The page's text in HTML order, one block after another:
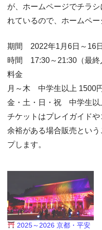
が、ホームページでチラ
れているので、ホームペー
期間 2022年1月6日～16日
時間 17:30～21:30（最終
料金
月～木 中学生以上 1500
金・土・日・祝 中学生
チケットはプレイガイド
余裕がある場合販売とい
プします。
2025～2026 京都・平安